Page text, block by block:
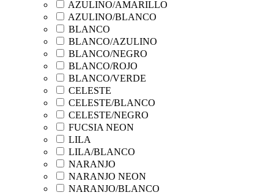
AZULINO/AMARILLO
AZULINO/BLANCO
BLANCO
BLANCO/AZULINO
BLANCO/NEGRO
BLANCO/ROJO
BLANCO/VERDE
CELESTE
CELESTE/BLANCO
CELESTE/NEGRO
FUCSIA NEON
LILA
LILA/BLANCO
NARANJO
NARANJO NEON
NARANJO/BLANCO